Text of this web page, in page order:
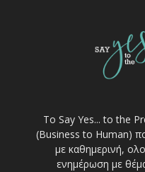
Το Say Yes... to the
(Business to Human)
με καθημερινή,
ενημέρωση με